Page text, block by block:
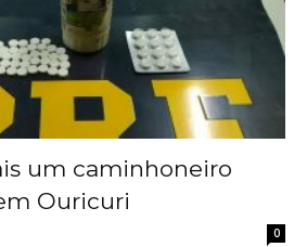
um caminhoneiro
Ouricuri
0